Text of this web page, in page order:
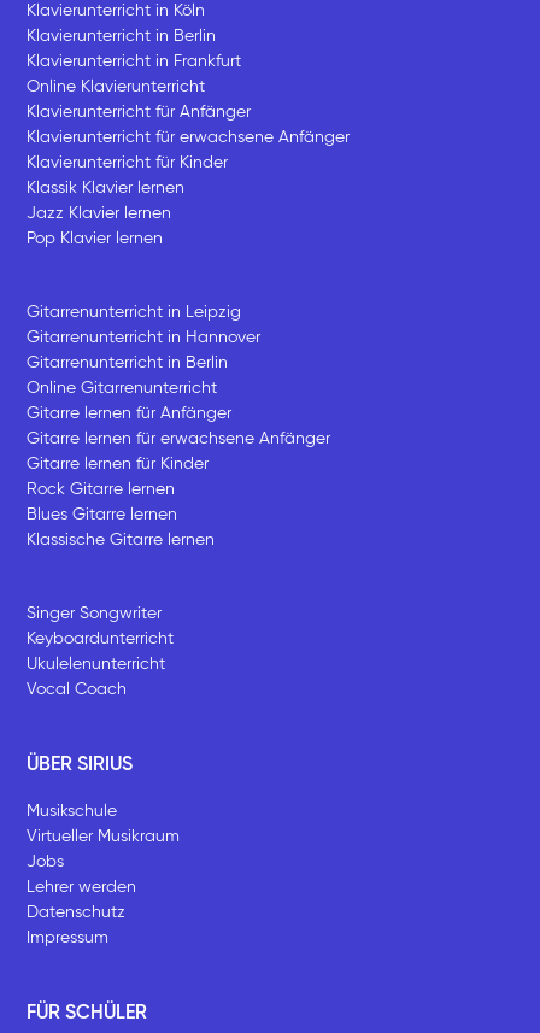
Klavierunterricht in Köln
Klavierunterricht in Berlin
Klavierunterricht in Frankfurt
Online Klavierunterricht
Klavierunterricht für Anfänger
Klavierunterricht für erwachsene Anfänger
Klavierunterricht für Kinder
Klassik Klavier lernen
Jazz Klavier lernen
Pop Klavier lernen
Gitarrenunterricht in Leipzig
Gitarrenunterricht in Hannover
Gitarrenunterricht in Berlin
Online Gitarrenunterricht
Gitarre lernen für Anfänger
Gitarre lernen für erwachsene Anfänger
Gitarre lernen für Kinder
Rock Gitarre lernen
Blues Gitarre lernen
Klassische Gitarre lernen
Singer Songwriter
Keyboardunterricht
Ukulelenunterricht
Vocal Coach
ÜBER SIRIUS
Musikschule
Virtueller Musikraum
Jobs
Lehrer werden
Datenschutz
Impressum
FÜR SCHÜLER